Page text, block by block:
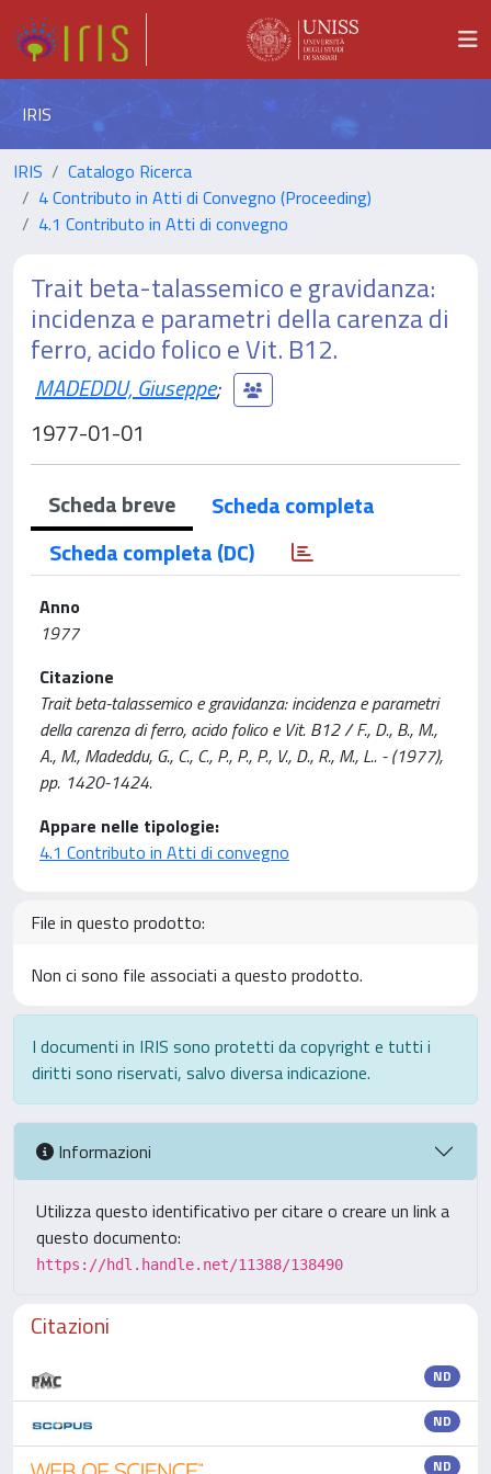
IRIS
IRIS
Catalogo Ricerca
4 Contributo in Atti di Convegno (Proceeding)
4.1 Contributo in Atti di convegno
Trait beta-talassemico e gravidanza:
incidenza e parametri della carenza di
ferro, acido folico e Vit. B12.
MADEDDU, Giuseppe;
1977-01-01
Scheda breve
Scheda completa
Scheda completa (DC)
Anno
1977
Citazione
Trait beta-talassemico e gravidanza: incidenza e parametri
della carenza di ferro, acido folico e Vit. B12 / F., D., B., M.,
A., M., Madeddu, G., C., C., P., P., P., V., D., R., M., L.. - (1977),
pp. 1420-1424.
Appare nelle tipologie:
4.1 Contributo in Atti di convegno
File in questo prodotto:
Non ci sono file associati a questo prodotto.
I documenti in IRIS sono protetti da copyright e tutti i
diritti sono riservati, salvo diversa indicazione.
Informazioni
Utilizza questo identificativo per citare o creare un link a
questo documento:
https://hdl.handle.net/11388/138490
Citazioni
ND
ND
ND